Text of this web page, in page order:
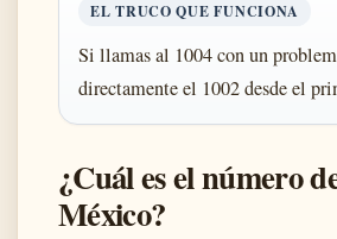
EL TRUCO QUE FUNCIONA
Si llamas al 1004 con un
directamente el 1002 desde el
¿Cuál es el número
México?